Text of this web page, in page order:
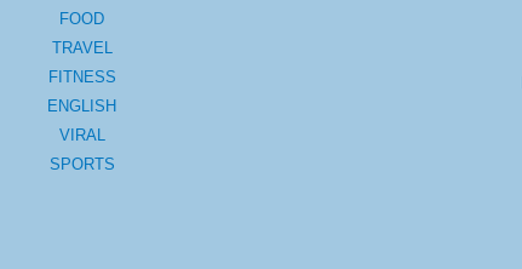
FOOD
TRAVEL
FITNESS
ENGLISH
VIRAL
SPORTS